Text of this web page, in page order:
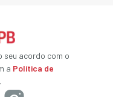
seu acordo com o
a Política de
.